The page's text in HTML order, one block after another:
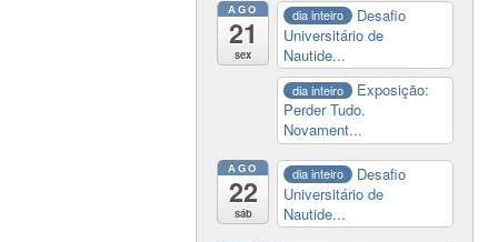
AGO
21
sex
dia inteiro
Desafio
Universitário de
Nautide...
dia inteiro
Exposição:
Perder Tudo.
Novament...
AGO
22
sáb
dia inteiro
Desafio
Universitário de
Nautide...